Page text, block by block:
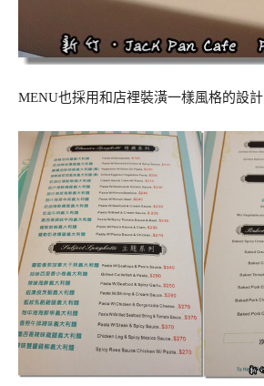
MENU也採用和店裡裝潢一樣風格的設計